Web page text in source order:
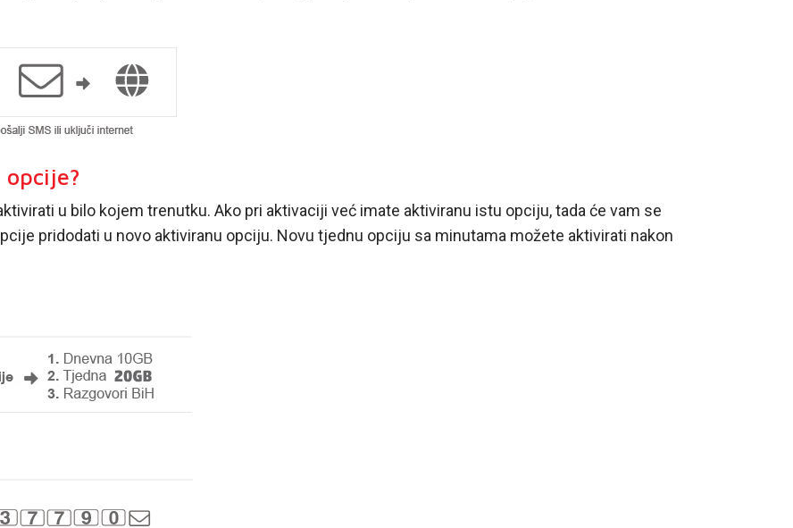
u bilo kojem trenutku. Ako pri aktivaciji već imate aktiviranu istu opciju, tada će vam se
pridodati u novo aktiviranu opciju. Novu tjednu opciju sa minutama možete aktivirati nakon